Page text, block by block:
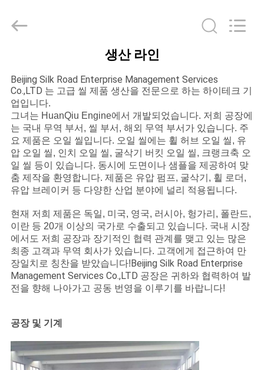
제
품
우
리
에
대
하
여
공
장
Beijing
Ltd..
Rights
Reserved.
생산 라인
Beijing Silk Road Enterprise Management Services
Co.,LTD 는 고급 씰 제품 생산을 전문으로 하는 하이테크 기
업입니다.
그녀는 HuanQiu Engine에서 개발되었습니다. 저희 공장에
는 국내 무역 부서, 씰 부서, 해외 무역 부서가 있습니다. 주
요 제품은 오일 씰입니다. 오일 씰에는 휠 허브 오일 씰, 유
압 오일 씰, 인치 오일 씰, 굴삭기 버킷 오일 씰, 크랭크축 오
일 씰 등이 있습니다. 동시에 도면이나 샘플을 제공하여 맞
춤 제작을 환영합니다. 제품은 유압 펌프, 굴삭기, 휠 로더,
유압 브레이커 등 다양한 산업 분야에 널리 적용됩니다.
현재 저희 제품은 독일, 미국, 영국, 러시아, 헝가리, 폴란드,
이란 등 20개 이상의 국가로 수출되고 있습니다. 국내 시장
에서도 저희 공장과 장기적인 협력 관계를 맺고 있는 많은
최종 고객과 무역 회사가 있습니다. 고객에게 접근하여 만
장일치로 칭찬을 받았습니다!Beijing Silk Road Enterprise
Management Services Co.,LTD 공장은 귀하와 협력하여 발
전을 향해 나아가고 공동 번영을 이루기를 바랍니다!
공장 및 기계